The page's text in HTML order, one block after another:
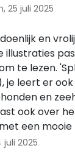
25 juli 2025
en
illustraties
te lezen.
je leert er
en
ook over
een
juli 2025